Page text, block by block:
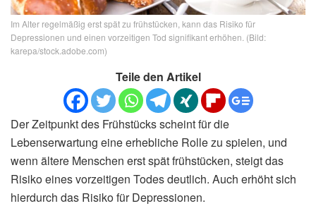
Im Alter regelmäßig erst spät zu frühstücken, kann das Risiko für
Depressionen und einen vorzeitigen Tod signifikant erhöhen. (Bild:
karepa/stock.adobe.com)
Teile den Artikel
Der Zeitpunkt des Frühstücks scheint für die
Lebenserwartung eine erhebliche Rolle zu spielen, und
wenn ältere Menschen erst spät frühstücken, steigt das
Risiko eines vorzeitigen Todes deutlich. Auch erhöht sich
hierdurch das Risiko für Depressionen.